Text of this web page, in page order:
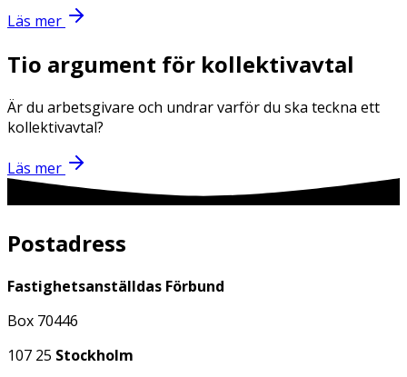
Läs mer
Tio argument för kollektivavtal
Är du arbetsgivare och undrar varför du ska teckna ett
kollektivavtal?
Läs mer
Postadress
Fastighetsanställdas Förbund
Box 70446
107 25 Stockholm